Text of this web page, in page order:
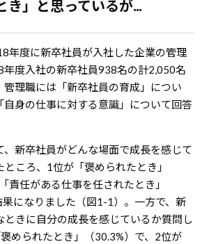
き」と思っているが...
年度に新卒社員が入社した企業の管理
度入社の新卒社員938名の計2,050名
管理職には「新卒社員の育成」につい
自身の仕事に対する意識」について回答
、新卒社員がどんな場面で成長を感じて
ころ、1位が「褒められたとき」
責任がある仕事を任されたとき」
果になりました（図1-1）。一方で、新
ときに自分の成長を感じているか質問し
められたとき」（30.3%）で、2位が